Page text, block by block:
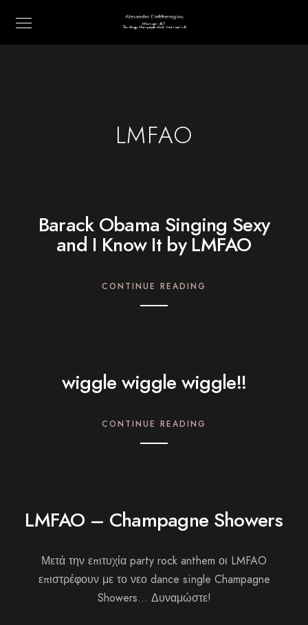
LMFAO
Barack Obama Singing Sexy
and I Know It by LMFAO
CONTINUE READING
wiggle wiggle wiggle!!
CONTINUE READING
LMFAO – Champagne Showers
Μετά την επιτυχία party rock anthem οι LMFAO
επιστρέφουν με το νεο dance single Champagne
Showers… Δυναμώστε!